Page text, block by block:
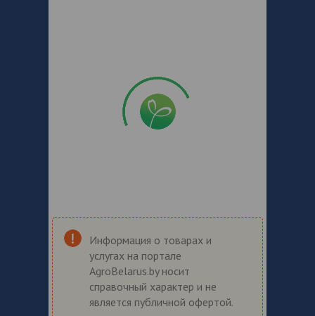
Информация о товарах и
услугах на портале
AgroBelarus.by носит
справочный характер и не
является публичной офертой.